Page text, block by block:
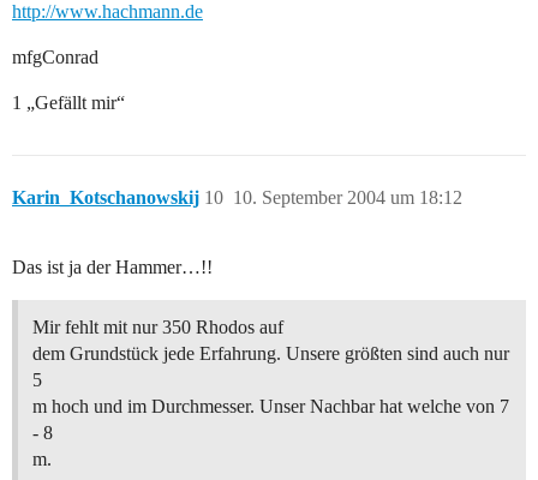
http://www.hachmann.de
mfgConrad
1 „Gefällt mir“
Karin_Kotschanowskij 10. September 2004 um 18:12
10
Das ist ja der Hammer…!!
Mir fehlt mit nur 350 Rhodos auf
dem Grundstück jede Erfahrung. Unsere größten sind auch nur
5
m hoch und im Durchmesser. Unser Nachbar hat welche von 7
- 8
m.